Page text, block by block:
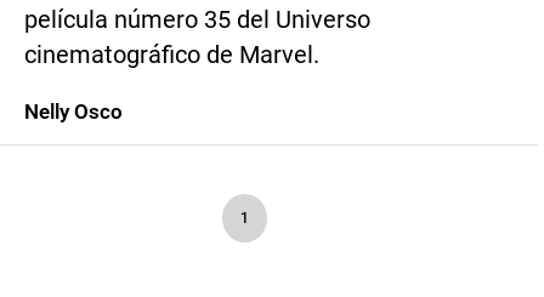
película número 35 del Universo
cinematográfico de Marvel.
Nelly Osco
1